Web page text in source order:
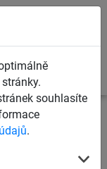
souhlasíte
.